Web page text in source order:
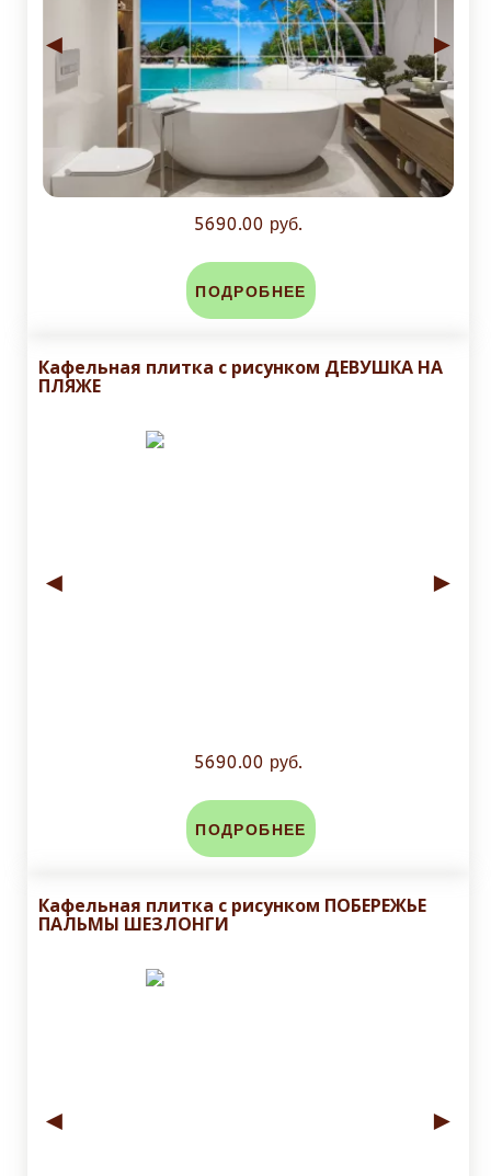
◄ ►
5690.00 руб.
ПОДРОБНЕЕ
Кафельная плитка с рисунком ДЕВУШКА НА
ПЛЯЖЕ
◄ ►
5690.00 руб.
ПОДРОБНЕЕ
Кафельная плитка с рисунком ПОБЕРЕЖЬЕ
ПАЛЬМЫ ШЕЗЛОНГИ
◄ ►